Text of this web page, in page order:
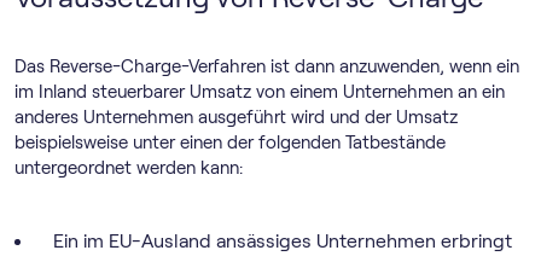
Das Reverse-Charge-Verfahren ist dann anzuwenden, wenn ein
im Inland steuerbarer Umsatz von einem Unternehmen an ein
anderes Unternehmen ausgeführt wird und der Umsatz
beispielsweise unter einen der folgenden Tatbestände
untergeordnet werden kann:
Ein im EU-Ausland ansässiges Unternehmen erbringt